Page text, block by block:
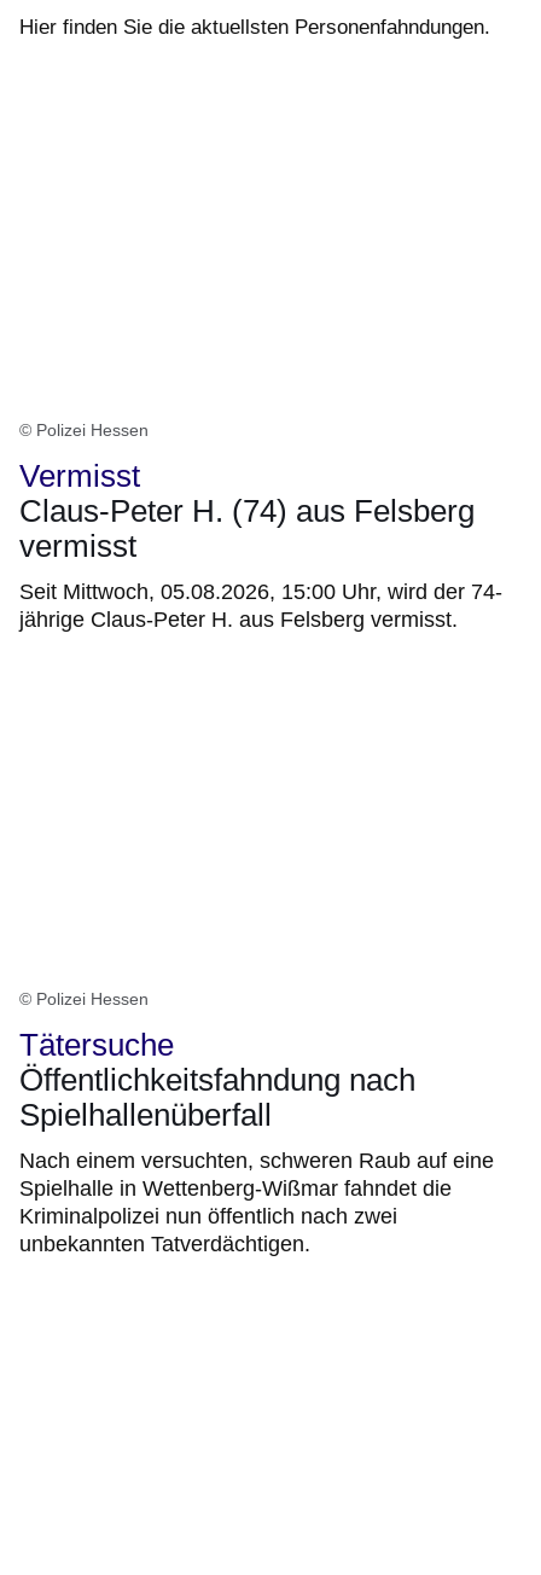
Hier finden Sie die aktuellsten Personenfahndungen.
© Polizei Hessen
Vermisst
Claus-Peter H. (74) aus Felsberg
vermisst
Seit Mittwoch, 05.08.2026, 15:00 Uhr, wird der 74-
jährige Claus-Peter H. aus Felsberg vermisst.
© Polizei Hessen
Tätersuche
Öffentlichkeitsfahndung nach
Spielhallenüberfall
Nach einem versuchten, schweren Raub auf eine
Spielhalle in Wettenberg-Wißmar fahndet die
Kriminalpolizei nun öffentlich nach zwei
unbekannten Tatverdächtigen.